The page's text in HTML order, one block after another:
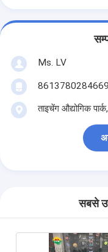
Ms. LV
8613780284669
ताइचेंग औद्योगिक
सबसे